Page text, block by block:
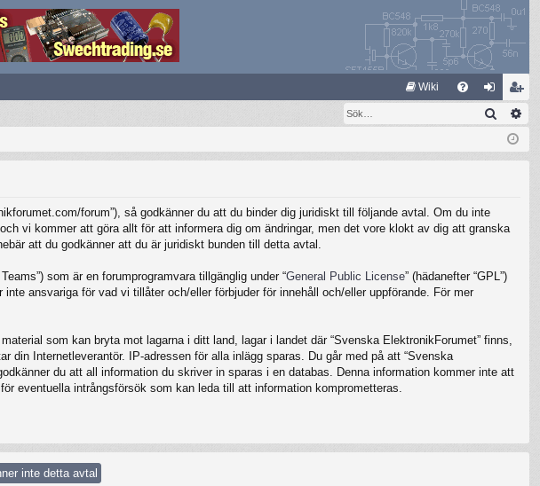
Wiki
og li
m
Sök
forum”), så godkänner du att du binder dig juridiskt till följande avtal. Om du inte
vi kommer att göra allt för att informera dig om ändringar, men det vore klokt av dig att granska
att du godkänner att du är juridiskt bunden till detta avtal.
som är en forumprogramvara tillgänglig under “General Public License” (hädanefter “GPL”)
ansvariga för vad vi tillåter och/eller förbjuder för innehåll och/eller uppförande. För mer
som kan bryta mot lagarna i ditt land, lagar i landet där “Svenska ElektronikForumet” finns,
Internetleverantör. IP-adressen för alla inlägg sparas. Du går med på att “Svenska
du att all information du skriver in sparas i en databas. Denna information kommer inte att
eventuella intrångsförsök som kan leda till att information komprometteras.